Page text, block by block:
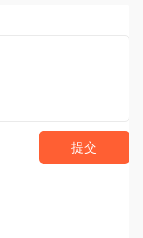
提交